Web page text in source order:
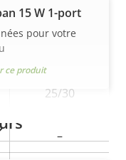
25/30
–
15 W 1-port
pour votre
ce produit